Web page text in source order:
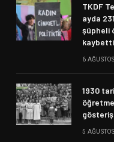
TKDF
ayda
şüpheli
kaybetti
6
1930
5